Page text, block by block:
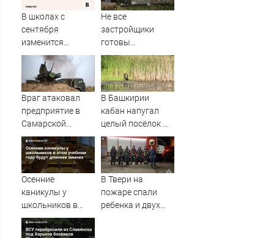
В школах с
сентября
изменится
программа
обучения
Не все
застройщики
готовы
участвовать в
расселении
«авариек» в
Мурманске
Враг атаковал
предприятие в
Самарской
области
В Башкирии
кабан напугал
целый посёлок —
жители в панике
Осенние
каникулы у
школьников в
этом учебном
году будут
В Твери на
пожаре спали
ребенка и двух